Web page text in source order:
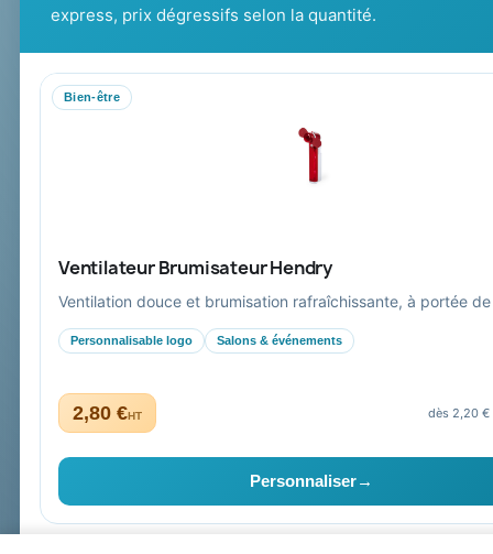
express, prix dégressifs selon la quantité.
Bien-être
Ventilateur Brumisateur Hendry
Ventilation douce et brumisation rafraîchissante, à portée de
Personnalisable logo Salons & événements
2,80 €HT dès 2,20 €
Personnaliser→
conseil, marquage et livraison pour
administrations.
Mandat administratif & Chorus Pro
Collectivités & administrations
Devis, mandat administratif et facturation Chorus Pro